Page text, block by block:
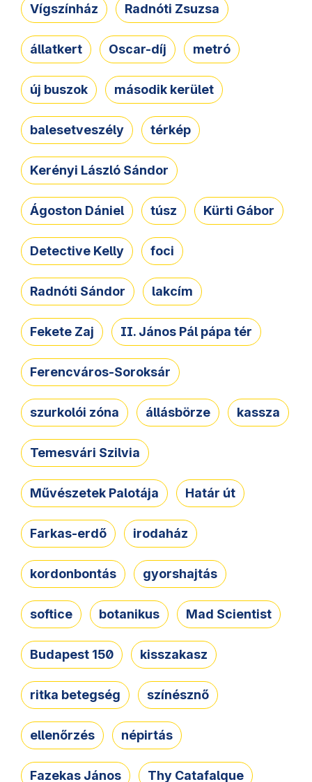
Vígszínház Radnóti Zsuzsa
állatkert Oscar-díj metró
új buszok második kerület
balesetveszély térkép
Kerényi László Sándor
Ágoston Dániel túsz Kürti Gábor
Detective Kelly foci
Radnóti Sándor lakcím
Fekete Zaj II. János Pál pápa tér
Ferencváros-Soroksár
szurkolói zóna állásbörze kassza
Temesvári Szilvia
Művészetek Palotája Határ út
Farkas-erdő irodaház
kordonbontás gyorshajtás
softice botanikus Mad Scientist
Budapest 150 kisszakasz
ritka betegség színésznő
ellenőrzés népirtás
Fazekas János Thy Catafalque